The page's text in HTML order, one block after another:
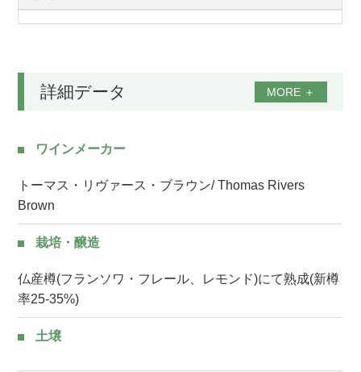
詳細データ MORE ＋
ワインメーカー
トーマス・リヴァース・ブラウン/ Thomas Rivers
Brown
栽培・醸造
仏産樽(フランソワ・フレール、レモンド)にて熟成(新樽
率25-35%)
土壌